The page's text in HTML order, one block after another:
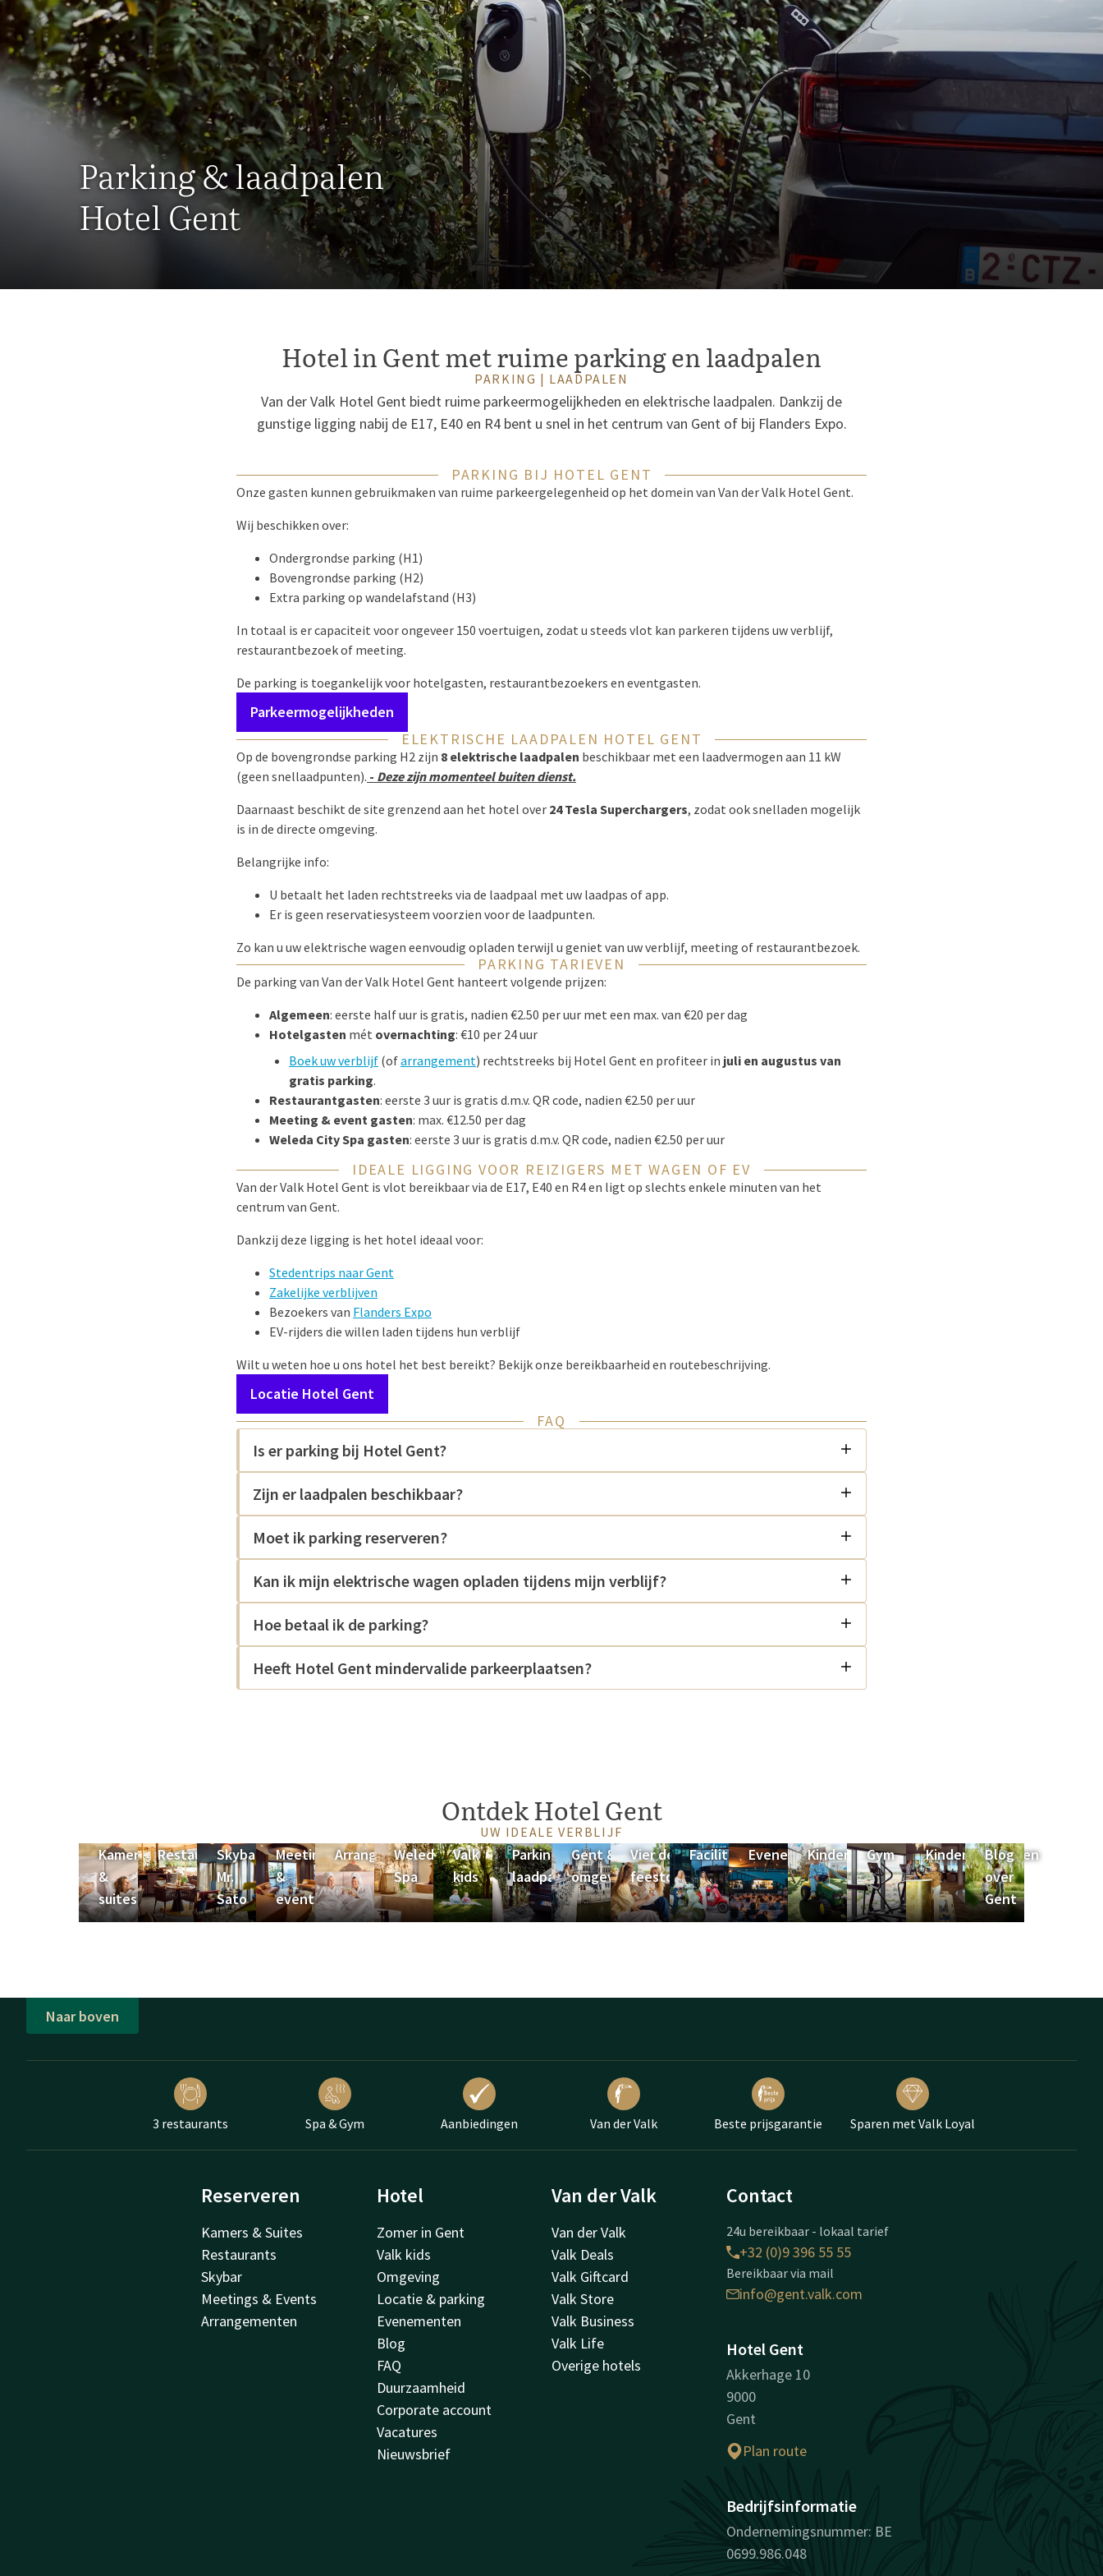
Parking & laadpalen
Hotel Gent
Hotel in Gent met ruime parking en laadpalen
PARKING | LAADPALEN
Van der Valk Hotel Gent biedt ruime parkeermogelijkheden en elektrische laadpalen. Dankzij de
gunstige ligging nabij de E17, E40 en R4 bent u snel in het centrum van Gent of bij Flanders Expo.
PARKING BIJ HOTEL GENT
Onze gasten kunnen gebruikmaken van ruime parkeergelegenheid op het domein van Van der Valk Hotel Gent.
Wij beschikken over:
Ondergrondse parking (H1)
Bovengrondse parking (H2)
Extra parking op wandelafstand (H3)
In totaal is er capaciteit voor ongeveer 150 voertuigen, zodat u steeds vlot kan parkeren tijdens uw verblijf,
restaurantbezoek of meeting.
De parking is toegankelijk voor hotelgasten, restaurantbezoekers en eventgasten.
Parkeermogelijkheden
ELEKTRISCHE LAADPALEN HOTEL GENT
Op de bovengrondse parking H2 zijn 8 elektrische laadpalen beschikbaar met een laadvermogen aan 11 kW
(geen snellaadpunten). - Deze zijn momenteel buiten dienst.
Daarnaast beschikt de site grenzend aan het hotel over 24 Tesla Superchargers, zodat ook snelladen mogelijk
is in de directe omgeving.
Belangrijke info:
U betaalt het laden rechtstreeks via de laadpaal met uw laadpas of app.
Er is geen reservatiesysteem voorzien voor de laadpunten.
Zo kan u uw elektrische wagen eenvoudig opladen terwijl u geniet van uw verblijf, meeting of restaurantbezoek.
PARKING TARIEVEN
De parking van Van der Valk Hotel Gent hanteert volgende prijzen:
Algemeen: eerste half uur is gratis, nadien €2.50 per uur met een max. van €20 per dag
Hotelgasten mét overnachting: €10 per 24 uur
Boek uw verblijf (ofarrangement) rechtstreeks bij Hotel Gent en profiteer in juli en augustus van
gratis parking.
Restaurantgasten: eerste 3 uur is gratis d.m.v. QR code, nadien €2.50 per uur
Meeting & event gasten: max. €12.50 per dag
Weleda City Spa gasten: eerste 3 uur is gratis d.m.v. QR code, nadien €2.50 per uur
IDEALE LIGGING VOOR REIZIGERS MET WAGEN OF EV
Van der Valk Hotel Gent is vlot bereikbaar via de E17, E40 en R4 en ligt op slechts enkele minuten van het
centrum van Gent.
Dankzij deze ligging is het hotel ideaal voor:
Stedentrips naar Gent
Zakelijke verblijven
Bezoekers van Flanders Expo
EV-rijders die willen laden tijdens hun verblijf
Wilt u weten hoe u ons hotel het best bereikt? Bekijk onze bereikbaarheid en routebeschrijving.
Locatie Hotel Gent
FAQ
Is er parking bij Hotel Gent?
Zijn er laadpalen beschikbaar?
Moet ik parking reserveren?
Kan ik mijn elektrische wagen opladen tijdens mijn verblijf?
Hoe betaal ik de parking?
Heeft Hotel Gent mindervalide parkeerplaatsen?
Ontdek Hotel Gent
UW IDEALE VERBLIJF
Kamers
&
suites
RestaurantsSkybar
Mr.
Sato
Meeting
&
events
Arrangementen
Weleda
Spa
Valk
kids
Parking &
laadpalen
Gent &
omgeving
Vier de
feestdagen
FaciliteitenEvenementenKinderhoekGym Kinderfaciliteiten
Blog
over
Gent
Naar boven
3 restaurants Spa & Gym Aanbiedingen Van der Valk Beste prijsgarantie Sparen met Valk Loyal
Reserveren
Kamers & Suites
Restaurants
Skybar
Meetings & Events
Arrangementen
Hotel
Zomer in Gent
Valk kids
Omgeving
Locatie & parking
Evenementen
Blog
FAQ
Duurzaamheid
Corporate account
Vacatures
Nieuwsbrief
Van der Valk
Van der Valk
Valk Deals
Valk Giftcard
Valk Store
Valk Business
Valk Life
Overige hotels
Contact
24u bereikbaar - lokaal tarief
+32 (0)9 396 55 55
Bereikbaar via mail
info@gent.valk.com
Hotel Gent
Akkerhage 10
9000
Gent
Plan route
Bedrijfsinformatie
Ondernemingsnummer: BE
0699.986.048